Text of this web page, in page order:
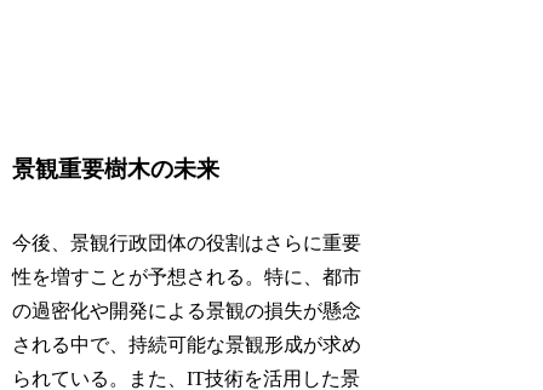
景観重要樹木の未来
今後、景観行政団体の役割はさらに重要
性を増すことが予想される。特に、都市
の過密化や開発による景観の損失が懸念
される中で、持続可能な景観形成が求め
られている。また、IT技術を活用した景